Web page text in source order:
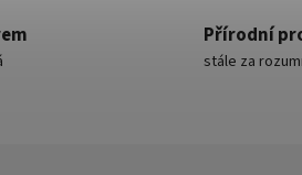
Přírodní
stále za